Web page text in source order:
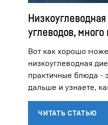
углеводов, много
Вот как хорошо
низкоуглеводная
практичные блюда -
дальше и узнаете,